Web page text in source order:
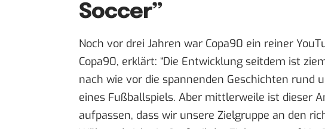
Soccer”
Noch vor drei Jahren war Copa90 ein reiner
Copa90, erklärt: “Die Entwicklung seitdem ist
nach wie vor die spannenden Geschichten rund
eines Fußballspiels. Aber mittlerweile ist dieser
aufpassen, dass wir unsere Zielgruppe an den